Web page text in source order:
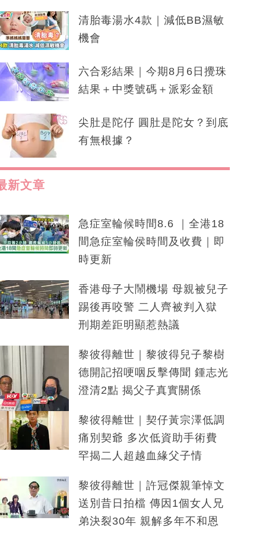
清胎毒湯水4款｜減低BB濕敏
機會
六合彩結果｜今期8月6日攪珠
結果＋中獎號碼＋派彩金額
尖肚是陀仔 圓肚是陀女？到底
有無根據？
新文章
急症室輪候時間8.6 ｜全港18
間急症室輪侯時間及收費｜即
時更新
香港母子大鬧機場 母親被兒子
踢後再咬警 二人齊被判入獄
刑期差距明顯惹熱議
黎彼得離世｜黎彼得兒子黎樹
德開記招哽咽反擊傳聞 鍾志光
澄清2點 揭父子真實關係
黎彼得離世｜契仔黃宗澤低調
痛別契爺 多次低資助手術費
罕揭二人超越血緣父子情
黎彼得離世｜許冠傑親筆悼文
送別昔日拍檔 傳因1個女人兄
弟決裂30年 親解多年不和恩